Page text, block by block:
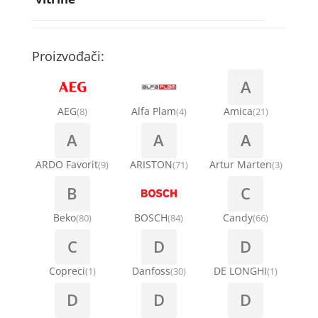
Ručice za vrata za veš mašinu
Šarke za veš mašine
Stakla i okviri vrata za veš mašinu
Termostati i hidrostati za veš mašine
Točkići za sudo mašine
Kompresori za klima uređaje
Kondenz creva
Nosači za klimu
Ostali materijal za montažu klima uređaja
Proizvođači:
AEG(8) Alfa Plam(4)
A
Amica(21)
A
ARDO Favorit(9)
A
ARISTON(71)
A
Artur Marten(3)
B
Beko(80) BOSCH(84)
C
Candy(66)
C
Copreci(1)
D
Danfoss(30)
D
DE LONGHI(1)
D D D